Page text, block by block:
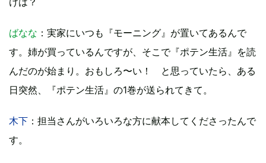
ばなな ：実家にいつも『モーニング』が置いてあるんで
す。姉が買っているんですが、そこで『ポテン生活』を読
んだのが始まり。おもしろ〜い！ と思っていたら、ある
日突然、『ポテン生活』の1巻が送られてきて。
木下 ：担当さんがいろいろな方に献本してくださったんで
す。